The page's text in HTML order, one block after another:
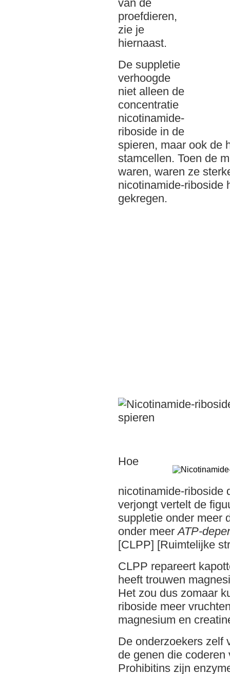
van de
proefdieren,
zie je
hiernaast.
De suppletie
verhoogde
niet alleen de
concentratie
nicotinamide-
riboside in de
spieren, maar ook de
stamcellen. Toen de
waren, waren ze
nicotinamide-riboside
gekregen.
Hoe
nicotinamide-riboside
verjongt vertelt de
suppletie onder meer
onder meerATP-
[CLPP] [Ruimtelijke
CLPP repareert
heeft trouwen
Het zou dus zomaar
riboside meer
magnesium en
De onderzoekers zelf
de genen die
Prohibitins zijn